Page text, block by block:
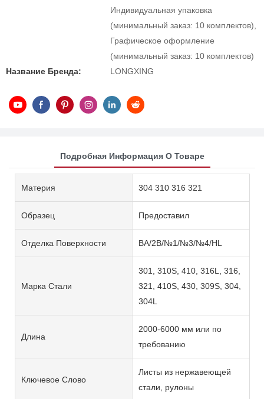
Индивидуальная упаковка
(минимальный заказ: 10 комплектов),
Графическое оформление
(минимальный заказ: 10 комплектов)
Название Бренда:
LONGXING
Подробная Информация О Товаре
Материя 304 310 316 321
Образец Предоставил
Отделка Поверхности BA/2B/№1/№3/№4/HL
Марка Стали
301, 310S, 410, 316L, 316,
321, 410S, 430, 309S, 304,
304L
Длина
2000-6000 мм или по
требованию
Ключевое Слово
Листы из нержавеющей
стали, рулоны